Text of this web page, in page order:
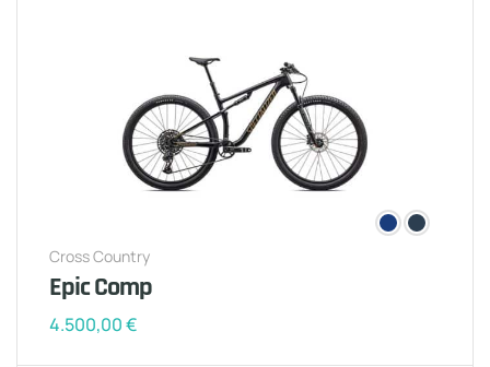
Cross Country
Epic Comp
4.500,00€